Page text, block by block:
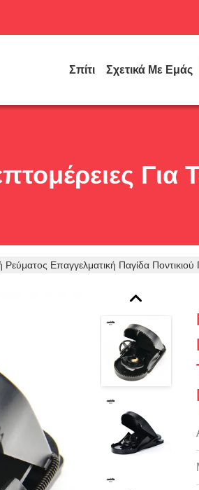
Σπίτι Σχετικά Με Εμάς
Για
Ρεύματος Επαγγελματική Παγίδα